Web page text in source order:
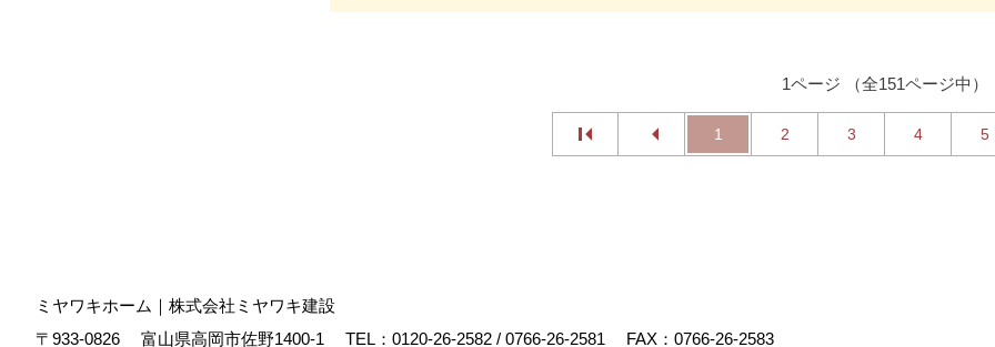
1ページ （全151ページ中）
1 2 3 4 5
ミヤワキホーム｜株式会社ミヤワキ建設
〒933-0826
富山県高岡市佐野1400-1 TEL： 0120-26-2582 / 0766-26-2581 FAX：0766-26-2583